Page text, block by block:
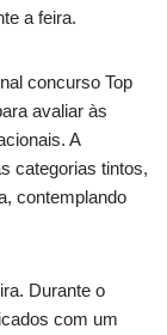
a feira.
concurso Top
avaliar às
A
categorias tintos,
contemplando
Durante o
com um